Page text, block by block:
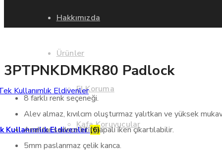
Hakkımızda
Ürünler
El Koruma
Kafa Koruyucular
Kullanımlık Eldivenler(6)
3PTPNKDMKR80 Padlock
8 farklı renk seçeneği.
Alev almaz, kıvılcım oluşturmaz yalıtkan ve yüksek
Anahtar sadece kilit kapalı iken çıkartılabilir.
5mm paslanmaz çelik kanca.